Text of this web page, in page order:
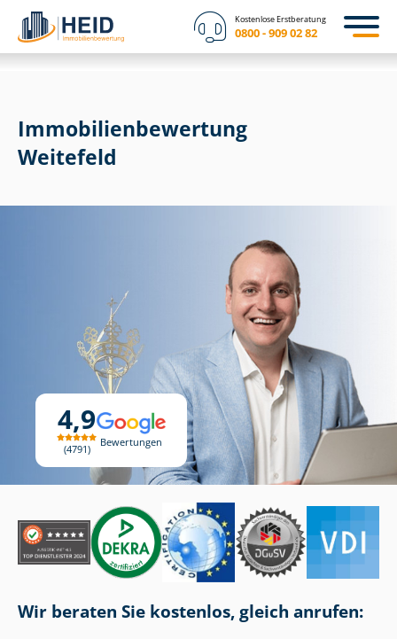
Kostenlose Erstberatung
0800 - 909 02 82
4,9
4791
Bewertungen
Immobilien­bewertung
Weitefeld
Wir beraten Sie kostenlos, gleich anrufen: